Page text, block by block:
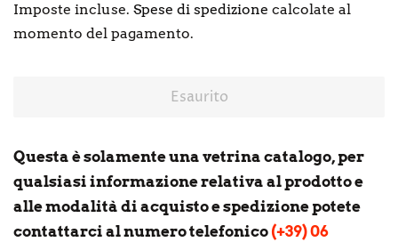
listino
Imposte incluse. Spese di spedizione calcolate al
momento del pagamento.
Esaurito
Questa è solamente una vetrina catalogo, per
qualsiasi informazione relativa al prodotto e
alle modalità di acquisto e spedizione potete
contattarci al numero telefonico (+39) 06